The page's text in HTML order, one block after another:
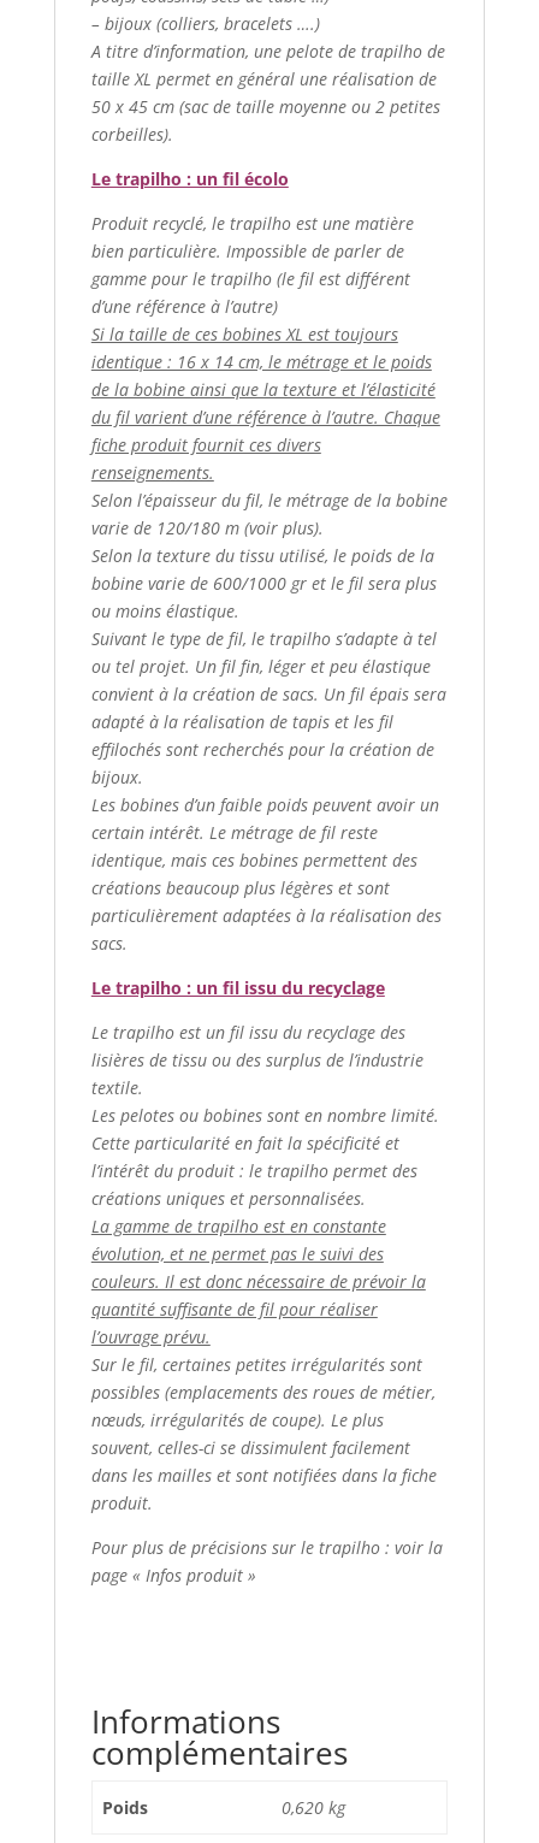
– bijoux (colliers, bracelets ….)
A titre d’information, une pelote de trapilho de
taille XL permet en général une réalisation de
50 x 45 cm (sac de taille moyenne ou 2 petites
corbeilles).
Le trapilho : un fil écolo
Produit recyclé, le trapilho est une matière
bien particulière. Impossible de parler de
gamme pour le trapilho (le fil est différent
d’une référence à l’autre)
Si la taille de ces bobines XL est toujours
identique : 16 x 14 cm, le métrage et le poids
de la bobine ainsi que la texture et l’élasticité
du fil varient d’une référence à l’autre. Chaque
fiche produit fournit ces divers
renseignements.
Selon l’épaisseur du fil, le métrage de la bobine
varie de 120/180 m (voir plus).
Selon la texture du tissu utilisé, le poids de la
bobine varie de 600/1000 gr et le fil sera plus
ou moins élastique.
Suivant le type de fil, le trapilho s’adapte à tel
ou tel projet. Un fil fin, léger et peu élastique
convient à la création de sacs. Un fil épais sera
adapté à la réalisation de tapis et les fil
effilochés sont recherchés pour la création de
bijoux.
Les bobines d’un faible poids peuvent avoir un
certain intérêt. Le métrage de fil reste
identique, mais ces bobines permettent des
créations beaucoup plus légères et sont
particulièrement adaptées à la réalisation des
sacs.
Le trapilho : un fil issu du recyclage
Le trapilho est un fil issu du recyclage des
lisières de tissu ou des surplus de l’industrie
textile.
Les pelotes ou bobines sont en nombre limité.
Cette particularité en fait la spécificité et
l’intérêt du produit : le trapilho permet des
créations uniques et personnalisées.
La gamme de trapilho est en constante
évolution, et ne permet pas le suivi des
couleurs. Il est donc nécessaire de prévoir la
quantité suffisante de fil pour réaliser
l’ouvrage prévu.
Sur le fil, certaines petites irrégularités sont
possibles (emplacements des roues de métier,
nœuds, irrégularités de coupe). Le plus
souvent, celles-ci se dissimulent facilement
dans les mailles et sont notifiées dans la fiche
produit.
Pour plus de précisions sur le trapilho : voir la
page « Infos produit »
Informations
complémentaires
Poids 0,620 kg